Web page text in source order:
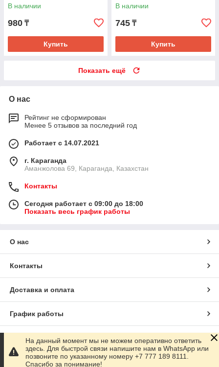
В наличии
980 ₸
Купить
В наличии
745 ₸
Купить
Показать ещё
О нас
Рейтинг не сформирован
Менее 5 отзывов за последний год
Работает с 14.07.2021
г. Караганда
Аманжолова 69, Караганда, Казахстан
Контакты
Сегодня работает с 09:00 до 18:00
Показать весь график работы
О нас
Контакты
Доставка и оплата
График работы
Полная версия сайта
Сайт создан на маркетплейсе Satu.kz
На данный момент мы не можем оперативно ответить
здесь. Для быстрой связи напишите нам в WhatsApp или
позвоните по указанному номеру +7 777 189 8111.
Спасибо за понимание!